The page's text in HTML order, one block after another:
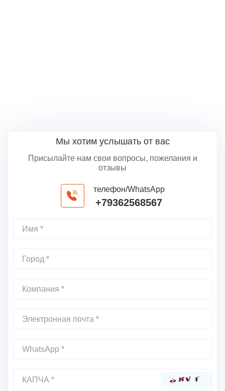
Мы хотим услышать от вас
Присылайте нам свои вопросы, пожелания и
отзывы
телефон/WhatsApp
+79362568567